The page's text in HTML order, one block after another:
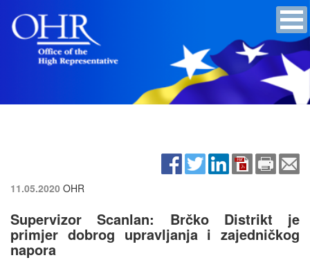
11.05.2020 OHR
Supervizor Scanlan: Brčko Distrikt je
primjer dobrog upravljanja i zajedničkog
napora